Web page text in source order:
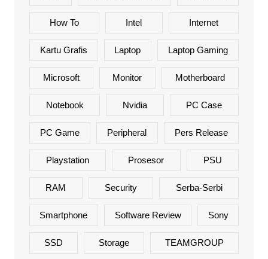
How To Intel Internet
Kartu Grafis Laptop Laptop Gaming
Microsoft Monitor Motherboard
Notebook Nvidia PC Case
PC Game Peripheral Pers Release
Playstation Prosesor PSU
RAM Security Serba-Serbi
Smartphone Software Review Sony
SSD Storage TEAMGROUP